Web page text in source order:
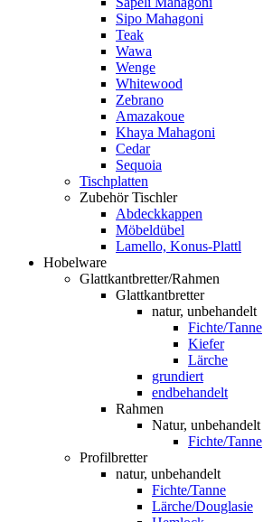
Sipo Mahagoni
Teak
Wawa
Wenge
Whitewood
Zebrano
Amazakoue
Khaya Mahagoni
Cedar
Sequoia
Tischplatten
Zubehör Tischler
Abdeckkappen
Möbeldübel
Lamello, Konus-Plattl
Hobelware
Glattkantbretter/Rahmen
Glattkantbretter
natur, unbehandelt
Fichte/Tanne
Kiefer
Lärche
grundiert
endbehandelt
Rahmen
Natur, unbehandelt
Fichte/Tanne
Profilbretter
natur, unbehandelt
Fichte/Tanne
Lärche/Douglasie